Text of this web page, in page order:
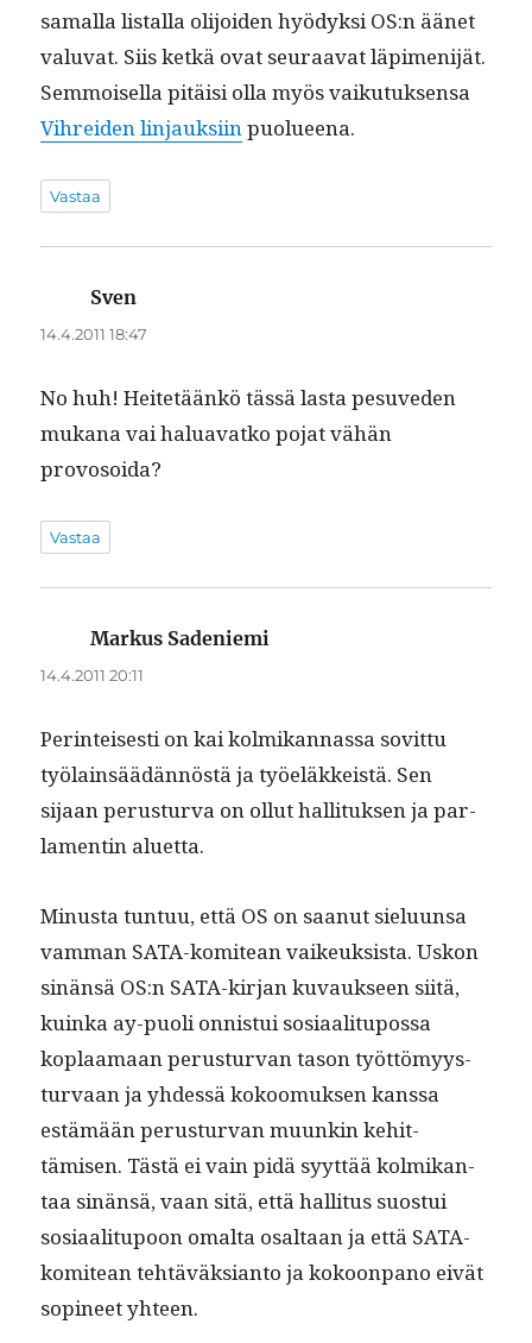
samal­la listal­la oli­joiden hyödyk­si OS:n äänet
val­u­vat. Siis ketkä ovat seu­raa­vat läpi­meni­jät.
Sem­moi­sel­la pitäisi olla myös vaiku­tuk­sen­sa
Vihrei­den lin­jauk­si­in puolueena.
Vastaa
Sven
14.4.2011 18:47
No huh! Heit­etäänkö tässä las­ta pesuve­den
mukana vai halu­a­vatko pojat vähän
provosoida?
Vastaa
Markus Sadeniemi
14.4.2011 20:11
Per­in­teis­es­ti on kai kolmikan­nas­sa sovit­tu
työlain­säädän­nöstä ja työeläkkeistä. Sen
sijaan perus­tur­va on ollut hal­li­tuk­sen ja par­
la­mentin aluetta.
Minus­ta tun­tuu, että OS on saanut sielu­un­sa
vam­man SATA-komitean vaikeuk­sista. Uskon
sinän­sä OS:n SATA-kir­jan kuvauk­seen siitä,
kuin­ka ay-puoli onnis­tui sosi­aal­i­tu­pos­sa
koplaa­maan perus­tur­van tason työt­tömyys­
tur­vaan ja yhdessä kokoomuk­sen kanssa
estämään perus­tur­van muunkin kehit­
tämisen. Tästä ei vain pidä syyt­tää kolmikan­
taa sinän­sä, vaan sitä, että hal­li­tus suos­tui
sosi­aal­i­tupoon oma­l­ta osaltaan ja että SATA-
komitean tehtäväk­sianto ja kokoon­pano eivät
sopi­neet yhteen.